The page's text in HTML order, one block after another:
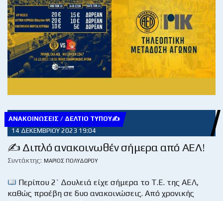
ΑΝΑΚΟΙΝΏΣΕΙΣ / ΔΕΛΤΊΟ ΤΎΠΟΥ✍
14 ΔΕΚΕΜΒΡΊΟΥ 2023 19:04
✍ Διπλό ανακοινωθέν σήμερα από ΑΕΛ!
Συντάκτης: ΜΆΡΙΟΣ ΠΟΛΥΔΏΡΟΥ
Περίπου 2` Δουλειά είχε σήμερα το Τ.Ε. της ΑΕΛ,
καθώς προέβη σε δυο ανακοινώσεις. Από χρονικής